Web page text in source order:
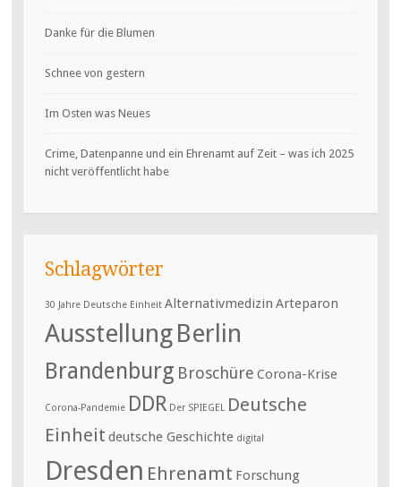
Danke für die Blumen
Schnee von gestern
Im Osten was Neues
Crime, Datenpanne und ein Ehrenamt auf Zeit – was ich 2025
nicht veröffentlicht habe
Schlagwörter
30 Jahre Deutsche Einheit Alternativmedizin Arteparon
AusstellungBerlin
Brandenburg Broschüre Corona-Krise
Corona-Pandemie DDR Der SPIEGEL Deutsche
Einheit deutsche Geschichte digital
Dresden Ehrenamt Forschung